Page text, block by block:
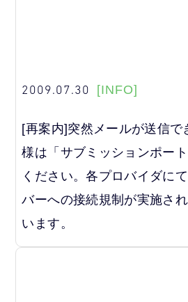
2009.07.30 [INFO]
[再案内]突然メールが送信で
様は「サブミッションポー
ください。各プロバイダに
バーへの接続規制が実施さ
います。